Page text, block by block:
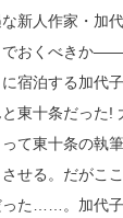
新人作家・加代
でおくべきか
に宿泊する加代
東十条だった!
て東十条の執
せる。だがこ
った……。加代